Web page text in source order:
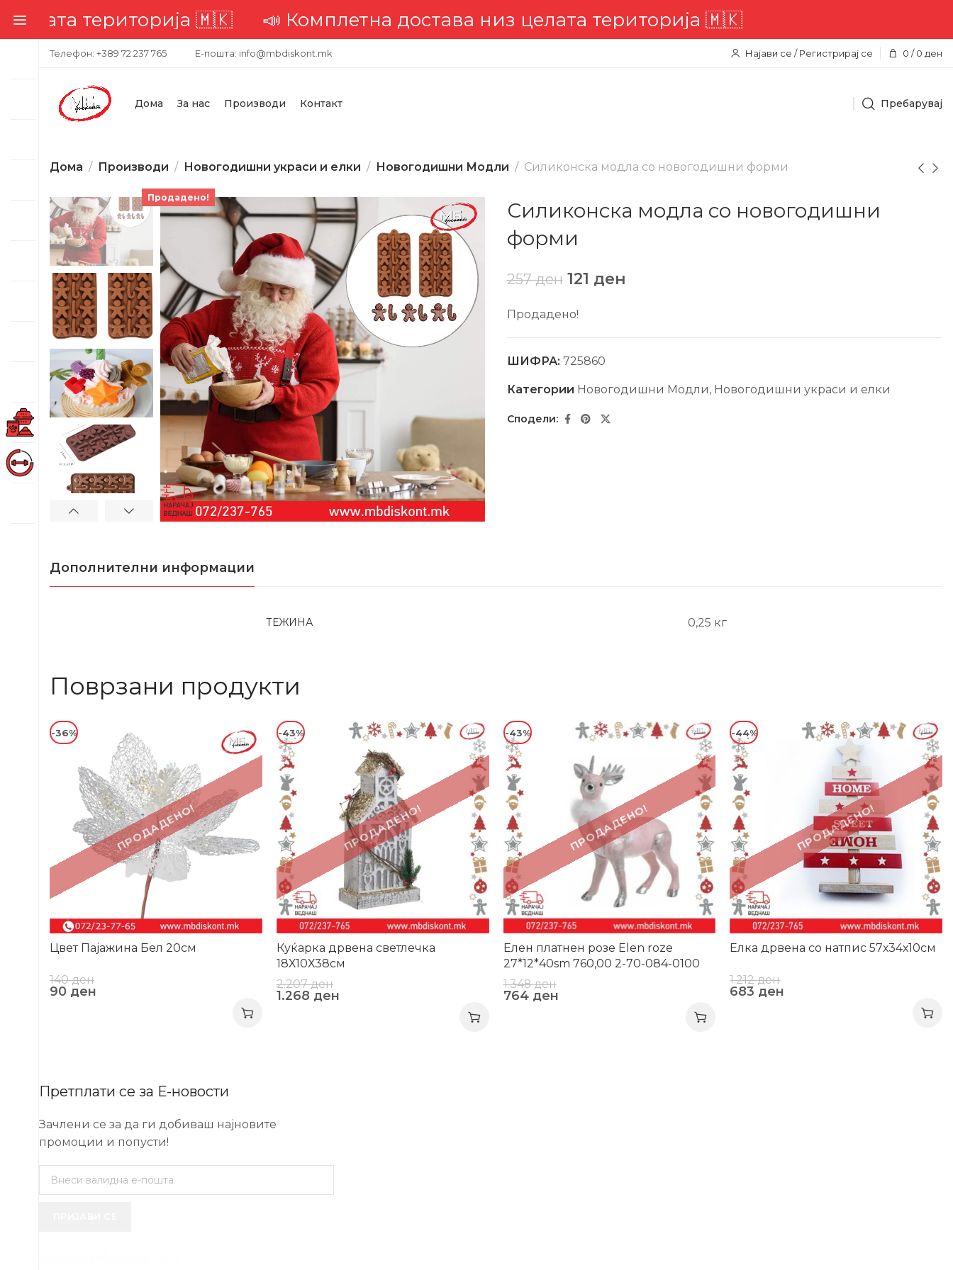
територија 🇲🇰📣 Комплетна достава низ целата територија 🇲🇰
Телефон: +389 72 237 765 Е-пошта: info@mbdiskont.mk Најави се / Регистрирај се 0 / 0 ден
Дома За нас Производи Контакт Пребарувај
Дома Производи Новогодишни украси и елки Новогодишни Модли Силиконска модла со новогодишни форми
-53%
Продадено!
Силиконска модла со новогодишни
форми
257ден 121 ден
Продадено!
ШИФРА: 725860
Категории Новогодишни Модли, Новогодишни украси и елки
Дополнителни информации
ТЕЖИНА 0,25 кг
Поврзани продукти
ПРОДАДЕНО!
-36%
Цвет Пајажина Бел 20см
140ден
90 ден
ПРОДАДЕНО!
-43%
Куќарка дрвена светлечка
18Х10Х38см
2.207ден
1.268 ден
ПРОДАДЕНО!
-43%
Елен платнен розе Elen roze
27*12*40sm 760,00 2-70-084-0100
1.348ден
764 ден
ПРОДАДЕНО!
-44%
Елка дрвена со натпис 57х34х10см
1.212ден
683 ден
Претплати се за Е-новости
Зачлени се за да ги добиваш најновите
промоции и попусти!